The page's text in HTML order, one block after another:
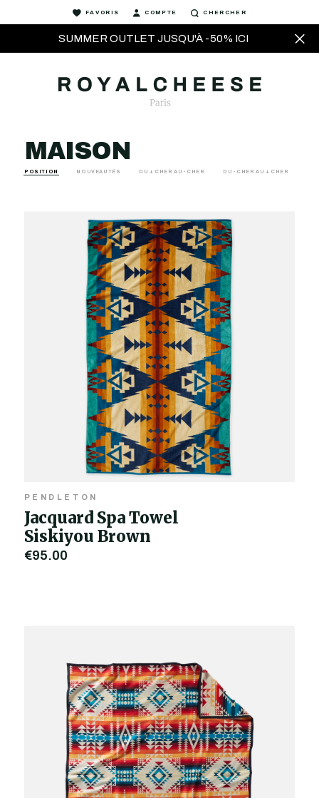
SUMMER OUTLET JUSQU'À -50% ICI
FAVORIS COMPTE CHERCHER
MAISON
POSITION NOUVEAUTÉS DU + CHER AU - CHER DU - CHER AU + CHER
PENDLETON
Jacquard Spa Towel
Siskiyou Brown
€95,00